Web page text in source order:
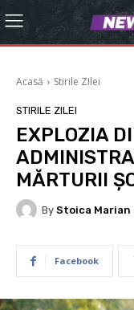
Acasă Stirile ZIlei
STIRILE ZILEI
EXPLOZIA
MĂRTURII
By Stoica Marian
Facebook